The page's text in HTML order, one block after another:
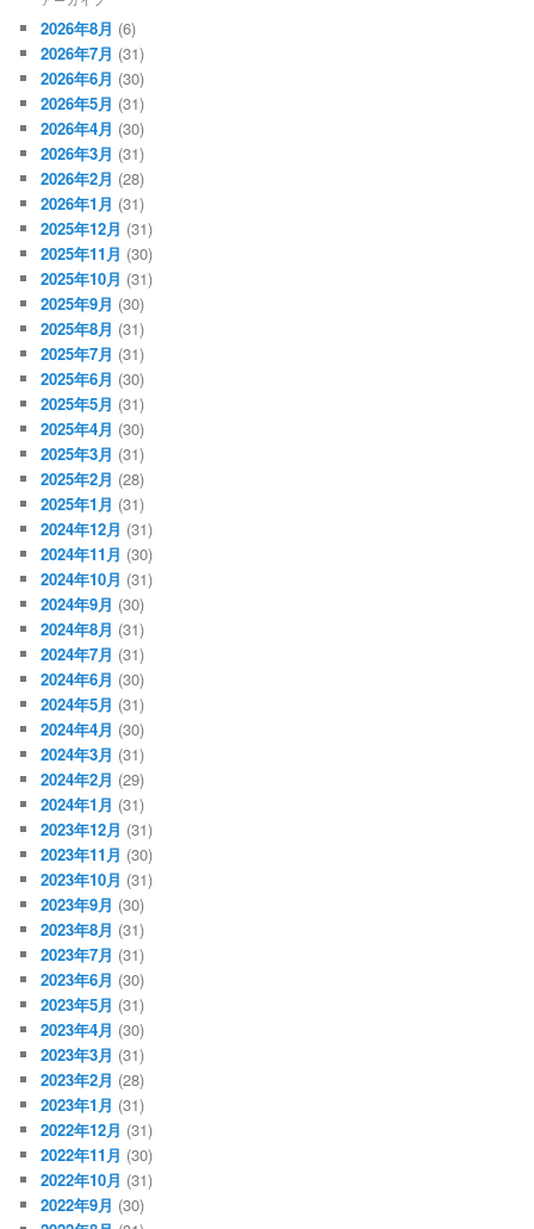
2026年8月 (6)
2026年7月 (31)
2026年6月 (30)
2026年5月 (31)
2026年4月 (30)
2026年3月 (31)
2026年2月 (28)
2026年1月 (31)
2025年12月 (31)
2025年11月 (30)
2025年10月 (31)
2025年9月 (30)
2025年8月 (31)
2025年7月 (31)
2025年6月 (30)
2025年5月 (31)
2025年4月 (30)
2025年3月 (31)
2025年2月 (28)
2025年1月 (31)
2024年12月 (31)
2024年11月 (30)
2024年10月 (31)
2024年9月 (30)
2024年8月 (31)
2024年7月 (31)
2024年6月 (30)
2024年5月 (31)
2024年4月 (30)
2024年3月 (31)
2024年2月 (29)
2024年1月 (31)
2023年12月 (31)
2023年11月 (30)
2023年10月 (31)
2023年9月 (30)
2023年8月 (31)
2023年7月 (31)
2023年6月 (30)
2023年5月 (31)
2023年4月 (30)
2023年3月 (31)
2023年2月 (28)
2023年1月 (31)
2022年12月 (31)
2022年11月 (30)
2022年10月 (31)
2022年9月 (30)